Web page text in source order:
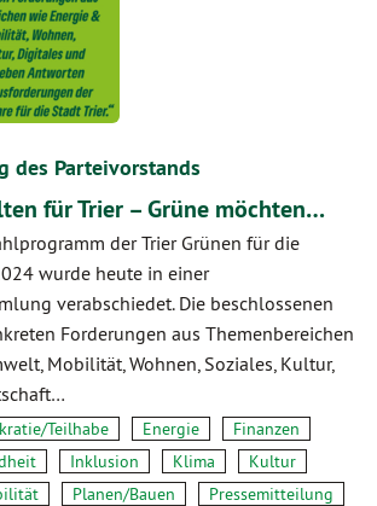
des Parteivorstands
für Trier – Grüne möchten…
der Trier Grünen für die
wurde heute in einer
verabschiedet. Die beschlossenen
Forderungen aus Themenbereichen
Mobilität, Wohnen, Soziales, Kultur,
Teilhabe Energie
Finanzen
Inklusion Klima
Kultur
Planen/Bauen
Pressemitteilung